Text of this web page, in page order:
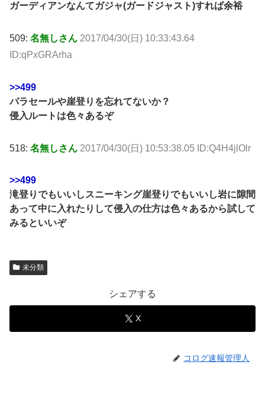
ガーディアンなんてガジャ(ガードジャスト)すれば余裕
509: 名無しさん 2017/04/30(日) 10:33:43.64
ID:qPxGRArha
>>499
パラセールや崖登りを忘れてないか？
侵入ルートは色々あるぞ
518: 名無しさん 2017/04/30(日) 10:53:38.05 ID:Q4H4jlOlr
>>499
滝登りでもいいしスニーキング崖登りでもいいし岩に隙間
あって中に入れたりして侵入の仕方は色々あるから試して
みるといいぞ
未分類
シェアする
X
コログ速報管理人